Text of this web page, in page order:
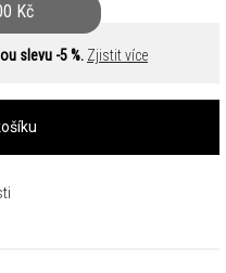
Kč
slevu -5 %. Zjistit více